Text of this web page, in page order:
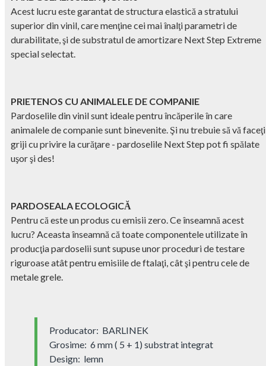
Acest lucru este garantat de structura elastică a stratului
superior din vinil, care menţine cei mai înalţi parametri de
durabilitate, şi de substratul de amortizare Next Step Extreme
special selectat.
PRIETENOS CU ANIMALELE DE COMPANIE
Pardoselile din vinil sunt ideale pentru încăperile în care
animalele de companie sunt binevenite. Şi nu trebuie să vă faceţi
griji cu privire la curăţare - pardoselile Next Step pot fi spălate
uşor şi des!
PARDOSEALA ECOLOGICĂ
Pentru că este un produs cu emisii zero. Ce înseamnă acest
lucru? Aceasta înseamnă că toate componentele utilizate în
producţia pardoselii sunt supuse unor proceduri de testare
riguroase atât pentru emisiile de ftalaţi, cât şi pentru cele de
metale grele.
Producator: BARLINEK
Grosime: 6 mm ( 5 + 1) substrat integrat
Design: lemn